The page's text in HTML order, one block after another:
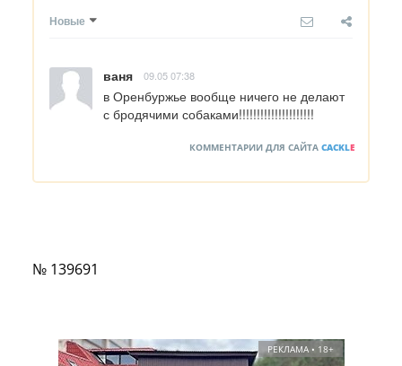
Новые
ваня 09.05 07:38
в Оренбуржье вообще ничего не делают
с бродячими собаками!!!!!!!!!!!!!!!!!!!!!
КОММЕНТАРИИ ДЛЯ САЙТА CACKLE
№ 139691
РЕКЛАМА • 18+